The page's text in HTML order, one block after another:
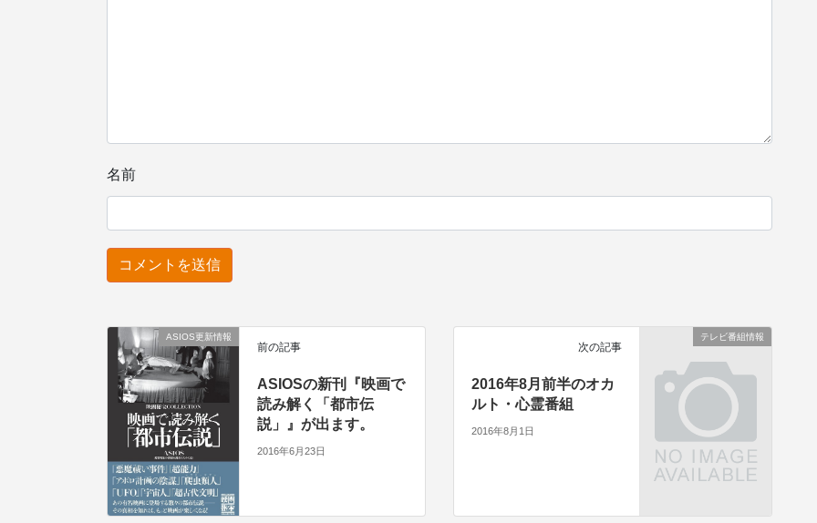
名前
ASIOS更新情報
前の記事
ASIOSの新刊『映画で
読み解く「都市伝
説」』が出ます。
2016年6月23日
テレビ番組情報
次の記事
2016年8月前半のオカ
ルト・心霊番組
2016年8月1日